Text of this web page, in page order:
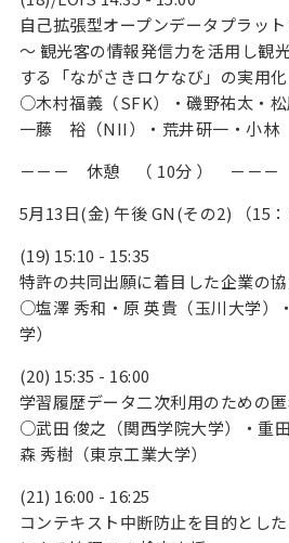
自己拡張型オープンデータプラッ
～ 観光客の情報発信力を活用し観
する「ながさきロケなび」の実用
○木村福義（SFK）・磯野祐太・松
一藤 裕（NII）・荒井研一・小林
－－－ 休憩 （ 10分 ） －－－
5月13日(金) 午後 GN(その2) （15：
(19) 15:10 - 15:35
特許の共同出願に着目した企業の
○塩澤 秀和・原 英貴（玉川大学）
学）
(20) 15:35 - 16:00
学習履歴データ二次利用のための
○武田 俊之（関西学院大学）・重
森 秀樹（東京工業大学）
(21) 16:00 - 16:25
コンテキスト中断防止を目的とし